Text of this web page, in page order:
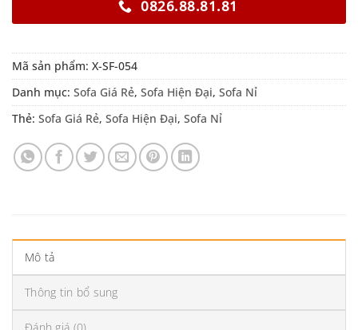
0826.88.81.81
Mã sản phẩm: X-SF-054
Danh mục: Sofa Giá Rẻ, Sofa Hiện Đại, Sofa Nỉ
Thẻ: Sofa Giá Rẻ, Sofa Hiện Đại, Sofa Nỉ
Mô tả
Thông tin bổ sung